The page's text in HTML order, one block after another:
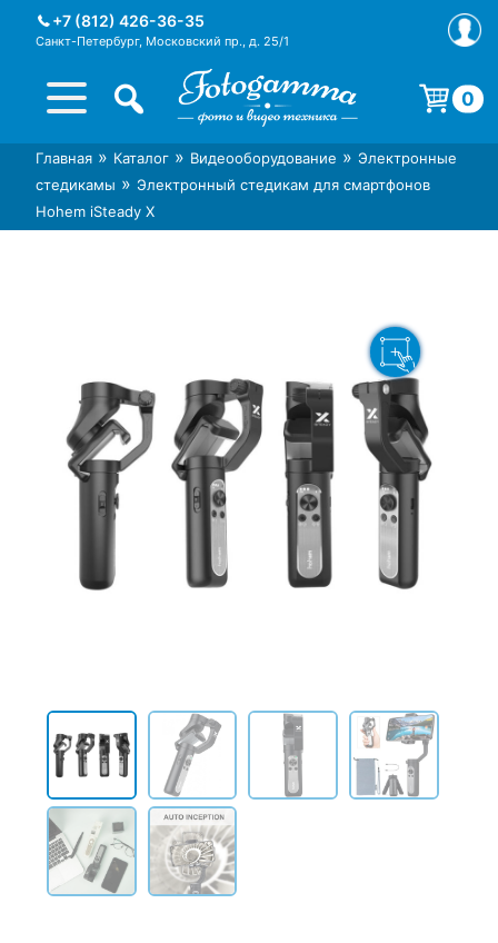
+7 (812) 426-36-35
Санкт-Петербург, Московский пр., д. 25/1
Интернет-магазин фототехники
Foto-Gamma в СПб
Магазин фотоаксессуаров foto-
gamma.ru
0
Корзина пуста.
Главная » Каталог » Видеооборудование » Электронные
стедикамы » Электронный стедикам для смартфонов
Hohem iSteady X